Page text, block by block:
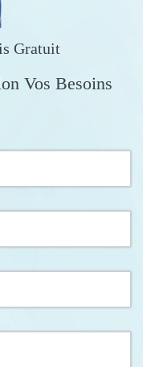
Gratuit
Vos Besoins